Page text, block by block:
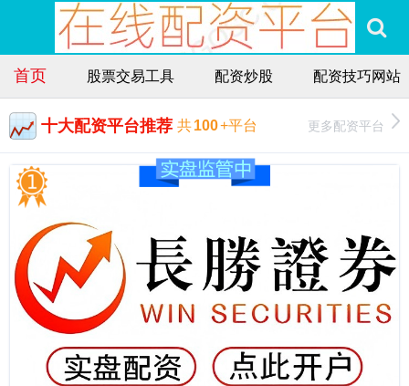
首页 股票交易工具 配资炒股 配资技巧网站
十大配资平台推荐 共100+平台 更多配资平台